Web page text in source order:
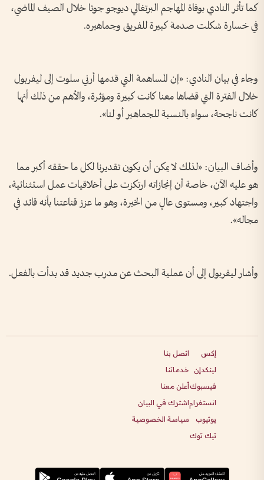
كما تأثر النادي بوفاة المهاجم البرتغالي ديوجو جوتا خلال الصيف الماضي،
في خسارة شكلت صدمة كبيرة للفريق وجماهيره.
وجاء في بيان النادي: «إن المساهمة التي قدمها أرني سلوت إلى ليفربول
خلال الفترة التي قضاها معنا كانت كبيرة ومؤثرة، والأهم من ذلك أنها
كانت ناجحة، سواء بالنسبة للجماهير أو لنا».
وأضاف البيان: «لذلك لا يمكن أن يكون تقديرنا لكل ما حققه أكبر مما
هو عليه الآن، خاصة أن إنجازاته ارتكزت على أخلاقيات عمل استثنائية،
واجتهاد كبير، ومستوى عالٍ من الخبرة، وهو ما عزز قناعتنا بأنه قائد في
مجاله».
وأشار ليفربول إلى أن عملية البحث عن مدرب جديد قد بدأت بالفعل.
إكس
لينكدإن
فيسبوك
انستغرام
يوتيوب
تيك توك
اتصل بنا
خدماتنا
أعلن معنا
اشترك في البيان
سياسة الخصوصية